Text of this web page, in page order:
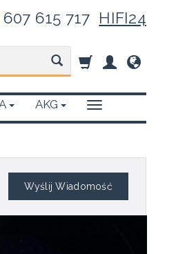
607 615 717 HIFI24
AKG
Wyślij Wiadomość